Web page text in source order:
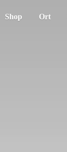
Shop Ort